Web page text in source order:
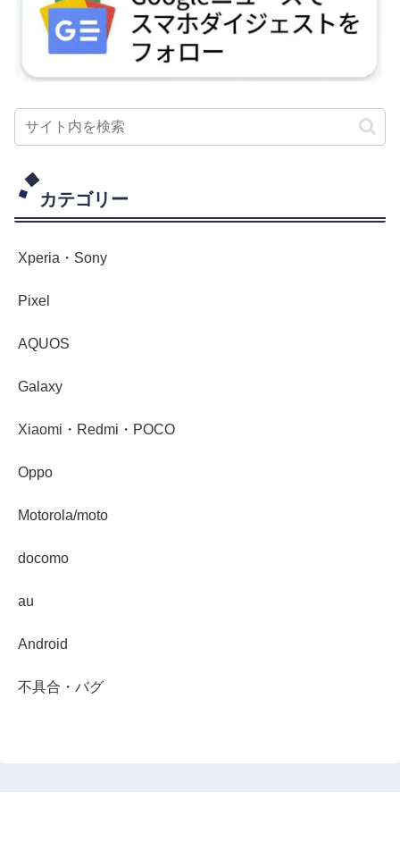
カテゴリー
Xperia・Sony
Pixel
AQUOS
Galaxy
Xiaomi・Redmi・POCO
Oppo
Motorola/moto
docomo
au
Android
不具合・バグ